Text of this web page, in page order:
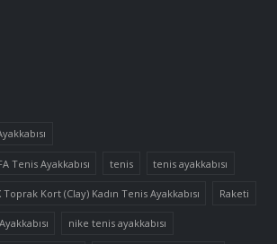
Tenis Ayakkabısı tenis tenis ayakkabısı
Kort (Clay) Kadın Tenis Ayakkabısı Raketi
nike tenis ayakkabısı